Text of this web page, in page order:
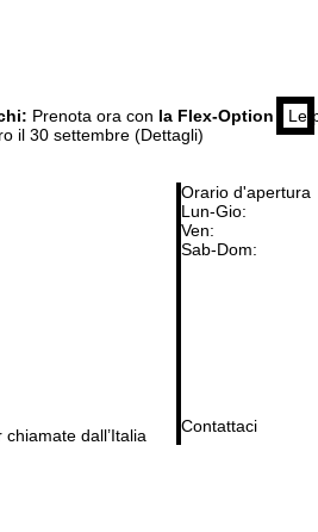
dall’Italia
Orario d'apertura
Lun-Gio:
Ven:
Sab-Dom:
Contattaci
Prenota ora con la Flex-Option | Le
il 30 settembre (Dettagli)